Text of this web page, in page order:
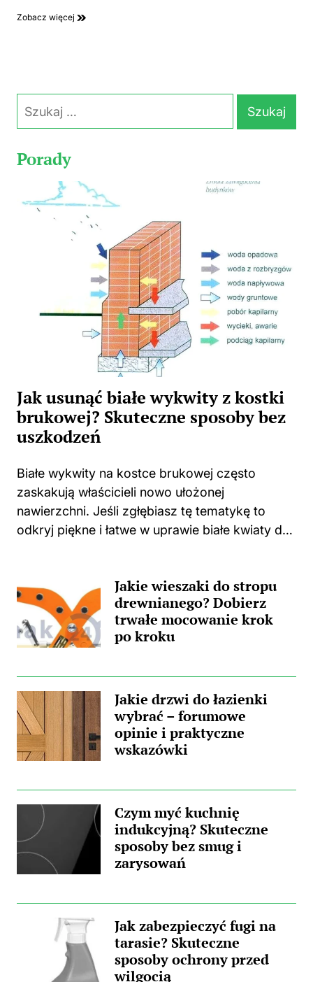
Zobacz więcej
Szukaj:
Porady
Jak usunąć białe wykwity z kostki
brukowej? Skuteczne sposoby bez
uszkodzeń
Białe wykwity na kostce brukowej często
zaskakują właścicieli nowo ułożonej
nawierzchni. Jeśli zgłębiasz tę tematykę to
odkryj piękne i łatwe w uprawie białe kwiaty do
położona kostka zaczyna...Jakie wieszaki do stropu
drewnianego? Dobierz
trwałe mocowanie krok
po kroku
Jakie drzwi do łazienki
wybrać – forumowe
opinie i praktyczne
wskazówki
Czym myć kuchnię
indukcyjną? Skuteczne
sposoby bez smug i
zarysowań
Jak zabezpieczyć fugi na
tarasie? Skuteczne
sposoby ochrony przed
wilgocią